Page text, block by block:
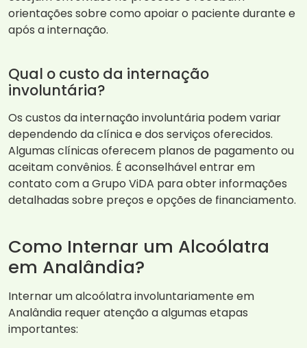
orientações sobre como apoiar o paciente durante e
após a internação.
Qual o custo da internação
involuntária?
Os custos da internação involuntária podem variar
dependendo da clínica e dos serviços oferecidos.
Algumas clínicas oferecem planos de pagamento ou
aceitam convênios. É aconselhável entrar em
contato com a Grupo ViDA para obter informações
detalhadas sobre preços e opções de financiamento.
Como Internar um Alcoólatra
em Analândia?
Internar um alcoólatra involuntariamente em
Analândia requer atenção a algumas etapas
importantes: